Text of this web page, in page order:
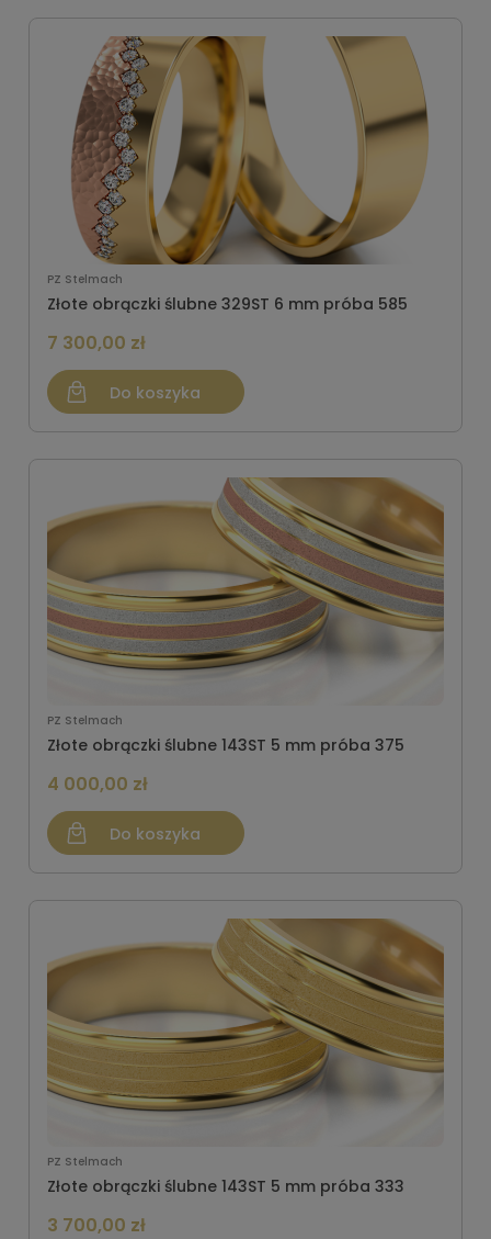
PZ Stelmach
Złote obrączki ślubne 329ST 6 mm próba 585
7 300,00 zł
Do koszyka
PZ Stelmach
Złote obrączki ślubne 143ST 5 mm próba 375
4 000,00 zł
Do koszyka
PZ Stelmach
Złote obrączki ślubne 143ST 5 mm próba 333
3 700,00 zł